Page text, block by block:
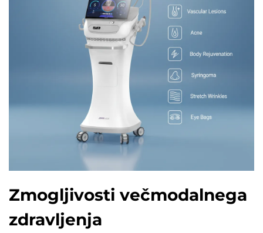
Zmogljivosti večmodalnega
zdravljenja